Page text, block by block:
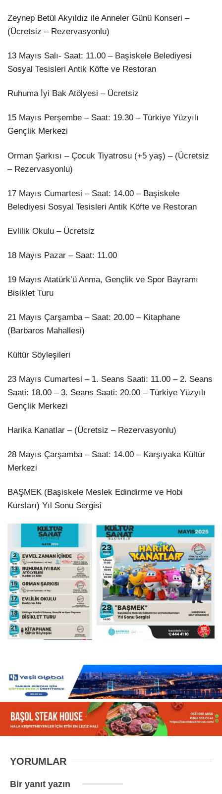
Zeynep Betül Akyıldız ile Anneler Günü Konseri –
(Ücretsiz – Rezervasyonlu)
13 Mayıs Salı- Saat: 11.00 – Başiskele Belediyesi
Sosyal Tesisleri Antik Köfte ve Restoran
Ruhuma İyi Bak Atölyesi – Ücretsiz
15 Mayıs Perşembe – Saat: 19.30 – Türkiye Yüzyılı
Gençlik Merkezi
Orman Şarkısı – Çocuk Tiyatrosu (+5 yaş) – (Ücretsiz
– Rezervasyonlu)
17 Mayıs Cumartesi – Saat: 14.00 – Başiskele
Belediyesi Sosyal Tesisleri Antik Köfte ve Restoran
Evlilik Okulu – Ücretsiz
18 Mayıs Pazar – Saat: 11.00
19 Mayıs Atatürk’ü Anma, Gençlik ve Spor Bayramı
Bisiklet Turu
21 Mayıs Çarşamba – Saat: 20.00 – Kitaphane
(Barbaros Mahallesi)
Kültür Söyleşileri
23 Mayıs Cumartesi – 1. Seans Saati: 11.00 – 2. Seans
Saati: 18.00 – 3. Seans Saati: 20.00 – Türkiye Yüzyılı
Gençlik Merkezi
Harika Kanatlar – (Ücretsiz – Rezervasyonlu)
28 Mayıs Çarşamba – Saat: 14.00 – Karşıyaka Kültür
Merkezi
BAŞMEK (Başiskele Meslek Edindirme ve Hobi
Kursları) Yıl Sonu Sergisi
YORUMLAR
Bir yanıt yazın